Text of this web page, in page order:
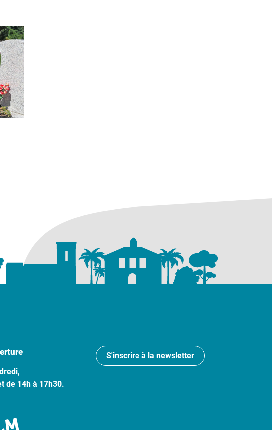
de 14h à 17h30.
S'inscrire à la newsletter